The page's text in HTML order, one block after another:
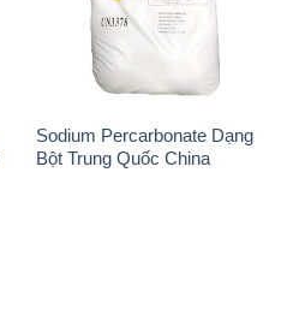
Sodium Percarbonate Dạng
Bột Trung Quốc China